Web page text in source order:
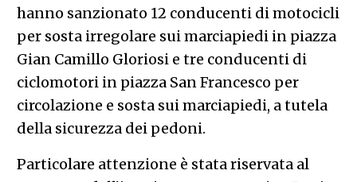
hanno sanzionato 12 conducenti di motocicli
per sosta irregolare sui marciapiedi in piazza
Gian Camillo Gloriosi e tre conducenti di
ciclomotori in piazza San Francesco per
circolazione e sosta sui marciapiedi, a tutela
della sicurezza dei pedoni.
Particolare attenzione è stata riservata al